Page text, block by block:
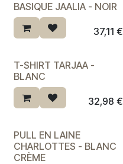
Dernière chance ♡
BASIQUE JAALIA - NOIR
37,11 €
T-SHIRT TARJAA -
BLANC
32,98 €
PULL EN LAINE
CHARLOTTES - BLANC
CRÈME